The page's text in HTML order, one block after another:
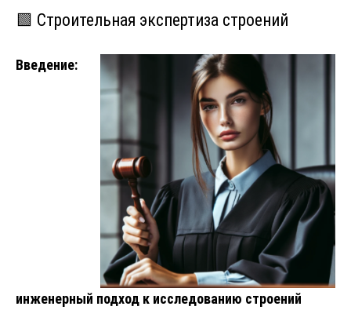
🟩 Строительная экспертиза строений
Введение:
инженерный подход к исследованию строений